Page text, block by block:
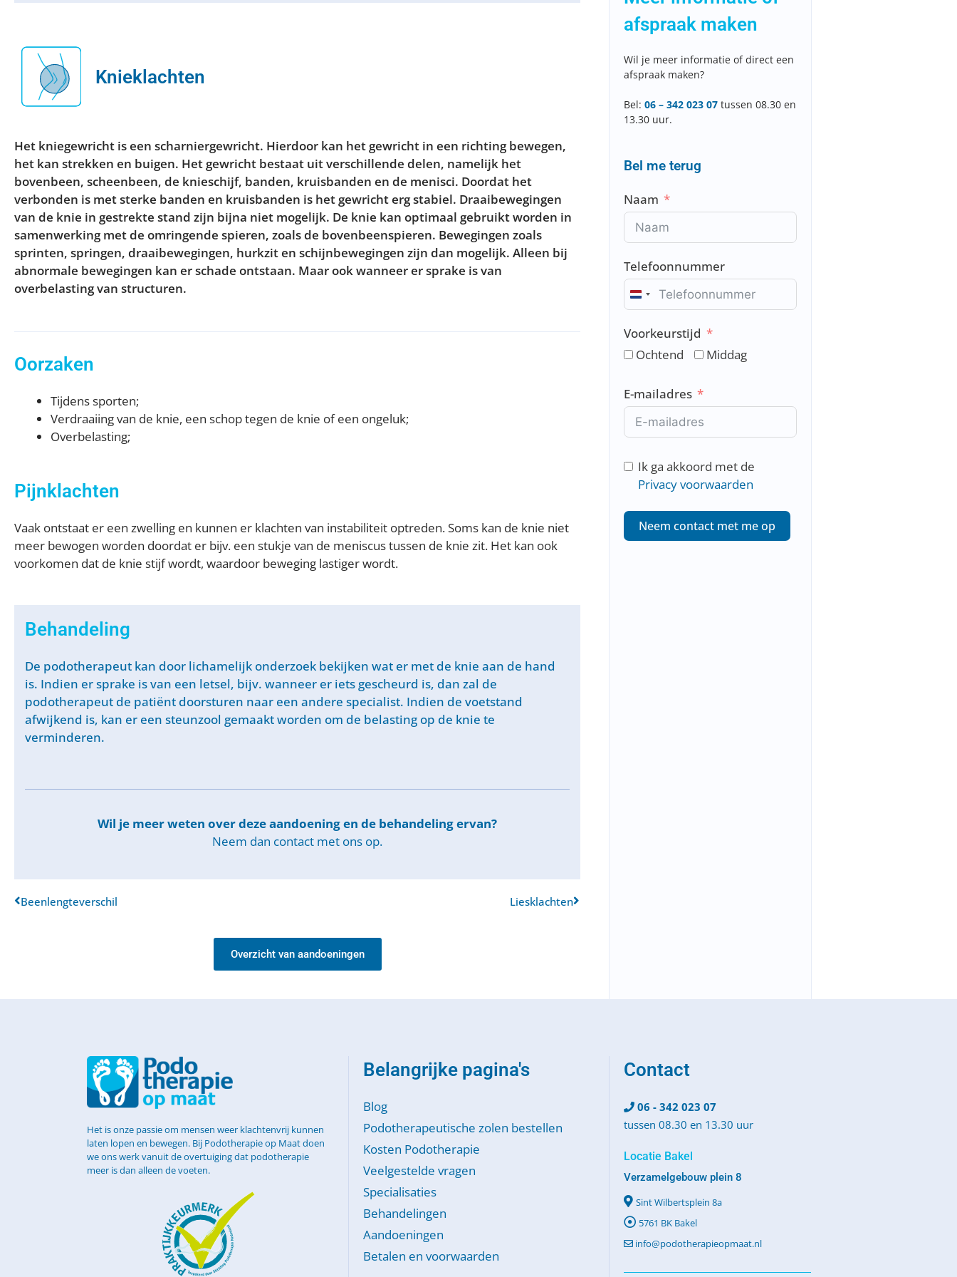
Knieklachten
Het kniegewricht is een scharniergewricht. Hierdoor kan het gewricht in een richting bewegen,
het kan strekken en buigen. Het gewricht bestaat uit verschillende delen, namelijk het
bovenbeen, scheenbeen, de knieschijf, banden, kruisbanden en de menisci. Doordat het
verbonden is met sterke banden en kruisbanden is het gewricht erg stabiel. Draaibewegingen
van de knie in gestrekte stand zijn bijna niet mogelijk. De knie kan optimaal gebruikt worden in
samenwerking met de omringende spieren, zoals de bovenbeenspieren. Bewegingen zoals
sprinten, springen, draaibewegingen, hurkzit en schijnbewegingen zijn dan mogelijk. Alleen bij
abnormale bewegingen kan er schade ontstaan. Maar ook wanneer er sprake is van
overbelasting van structuren.
Oorzaken
Tijdens sporten;
Verdraaiing van de knie, een schop tegen de knie of een ongeluk;
Overbelasting;
Pijnklachten
Vaak ontstaat er een zwelling en kunnen er klachten van instabiliteit optreden. Soms kan de knie niet
meer bewogen worden doordat er bijv. een stukje van de meniscus tussen de knie zit. Het kan ook
voorkomen dat de knie stijf wordt, waardoor beweging lastiger wordt.
Behandeling
De podotherapeut kan door lichamelijk onderzoek bekijken wat er met de knie aan de hand
is. Indien er sprake is van een letsel, bijv. wanneer er iets gescheurd is, dan zal de
podotherapeut de patiënt doorsturen naar een andere specialist. Indien de voetstand
afwijkend is, kan er een steunzool gemaakt worden om de belasting op de knie te
verminderen.
Wil je meer weten over deze aandoening en de behandeling ervan?
Neem dan contact met ons op.
Beenlengteverschil Liesklachten
Overzicht van aandoeningen
afspraak maken
Wil je meer informatie of direct een
afspraak maken?
Bel: 06 – 342 023 07 tussen 08.30 en
13.30 uur.
Bel me terug
Naam
Telefoonnummer
N
t
h
r
l
a
n
d
s
3
1
Voorkeurstijd
Ochtend
Middag
E-mailadres
Ik ga akkoord met de
Privacy voorwaarden
Neem contact met me op
Het is onze passie om mensen weer klachtenvrij kunnen
laten lopen en bewegen. Bij Podotherapie op Maat doen
we ons werk vanuit de overtuiging dat podotherapie
meer is dan alleen de voeten.
Belangrijke pagina's
Blog
Podotherapeutische zolen bestellen
Kosten Podotherapie
Veelgestelde vragen
Specialisaties
Behandelingen
Aandoeningen
Betalen en voorwaarden
Contact
06 - 342 023 07
tussen 08.30 en 13.30 uur
Locatie Bakel
Verzamelgebouw plein 8
Sint Wilbertsplein 8a
5761 BK Bakel
info@podotherapieopmaat.nl